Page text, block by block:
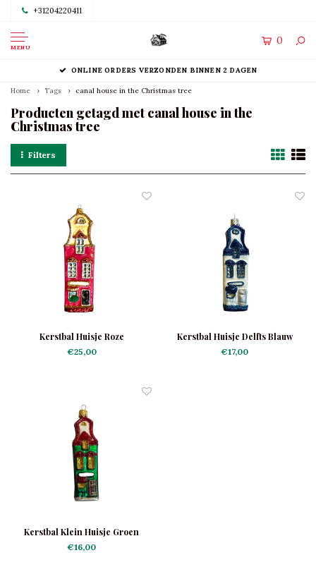
+31204220411
MENU
0
ONLINE ORDERS VERZONDEN BINNEN 2 DAGEN
Home Tags canal house in the Christmas tree
Producten getagd met canal house in the
Christmas tree
Filters
Kerstbal Huisje Roze
€25,00
Kerstbal Huisje Delfts Blauw
€17,00
Kerstbal Klein Huisje Groen
€16,00